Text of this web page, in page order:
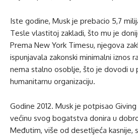
Iste godine, Musk je prebacio 5,7
Tesle vlastitoj zakladi, što mu je
Prema New York Timesu, njegova
ispunjavala zakonski minimalni iznos
nema stalno osoblje, što je dovodi u
humanitarnu organizaciju.
Godine 2012. Musk je potpisao
većinu svog bogatstva donira u
Međutim, više od desetljeća kasnije,